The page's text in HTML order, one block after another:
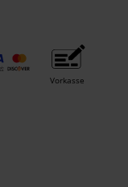
Vorkasse